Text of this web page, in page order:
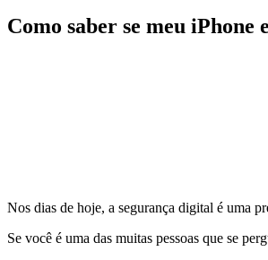
Como saber se meu iPhone
Nos dias de hoje, a segurança digital é uma
Se você é uma das muitas pessoas que se